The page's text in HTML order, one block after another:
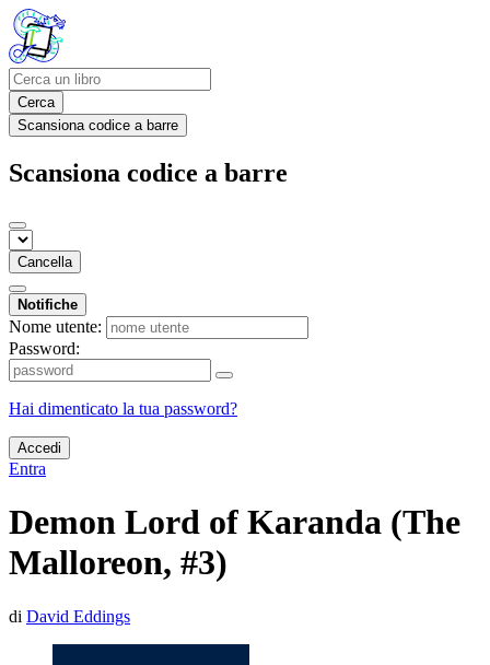
Cerca
Scansiona codice a barre
Scansiona codice a barre
Cancella
Notifiche
Nome utente:
Password:
Hai dimenticato la tua password?
Accedi
Entra
Demon Lord of Karanda (The
Malloreon, #3)
di David Eddings